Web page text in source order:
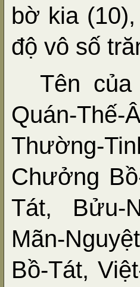
bờ kia
độ vô số
Tên
Quán-
Thường-
Chưởng
Tát, Bửu-
Mãn-
Bồ-Tát,